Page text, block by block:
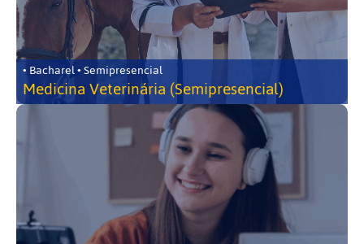
• Bacharel • Semipresencial
Medicina Veterinária (Semipresencial)